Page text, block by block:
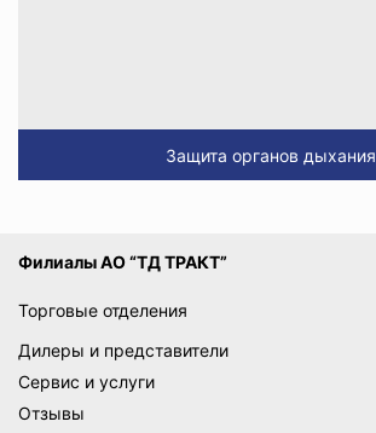
Защита органов дыхания
Филиалы АО “ТД ТРАКТ”
Торговые отделения
Дилеры и представители
Сервис и услуги
Отзывы